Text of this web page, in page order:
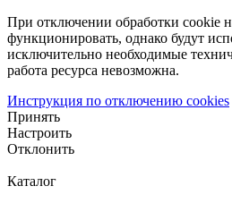
При отключении обработки cookie
функционировать, однако будут
исключительно необходимые
работа ресурса невозможна.
Инструкция по отключению cookies
Принять
Настроить
Отклонить
Каталог